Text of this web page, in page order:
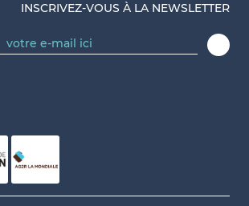
INSCRIVEZ-VOUS À LA NEWSLETTER